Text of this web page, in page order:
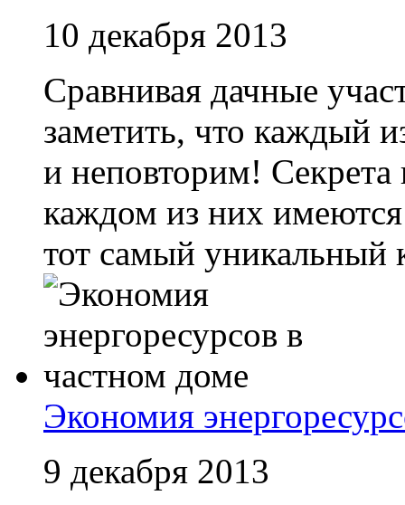
10 декабря 2013
Сравнивая дачные
заметить, что каждый
и неповторим! Секрета
каждом из них
тот самый уникальный
Экономия
9 декабря 2013